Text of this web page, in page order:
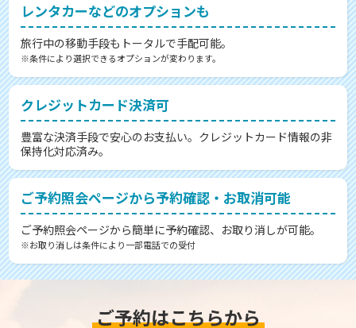
レンタカーなどのオプションも
旅行中の移動手段もトータルで手配可能。
※条件により選択できるオプションが変わります。
クレジットカード決済可
豊富な決済手段で安心のお支払い。クレジットカード情報の非
保持化対応済み。
ご予約照会ページから予約確認・お取消可能
ご予約照会ページから簡単に予約確認、お取り消しが可能。
※お取り消しは条件により一部電話での受付
ご予約はこちらから